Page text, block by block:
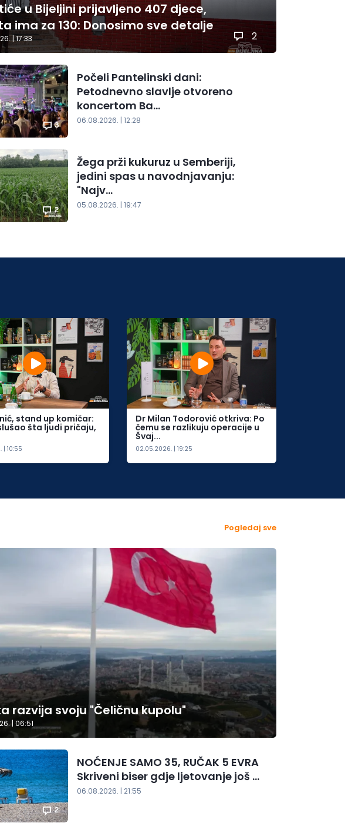
2
u Bijeljini prijavljeno 407 djece,
ima za 130: Donosimo sve detalje
| 17:33
3
Počeli Pantelinski dani:
Petodnevno slavlje otvoreno
koncertom Ba...
06.08.2026. | 12:28
2
Žega prži kukuruz u Semberiji,
jedini spas u navodnjavanju:
"Najv...
05.08.2026. | 19:47
stand up komičar:
šta ljudi pričaju,
| 10:55
Dr Milan Todorović otkriva: Po
čemu se razlikuju operacije u
Švaj...
02.05.2026. | 19:25
Pogledaj sve
razvija svoju "Čeličnu kupolu"
| 06:51
2
NOĆENJE SAMO 35, RUČAK 5 EVRA
Skriveni biser gdje ljetovanje još ...
06.08.2026. | 21:55